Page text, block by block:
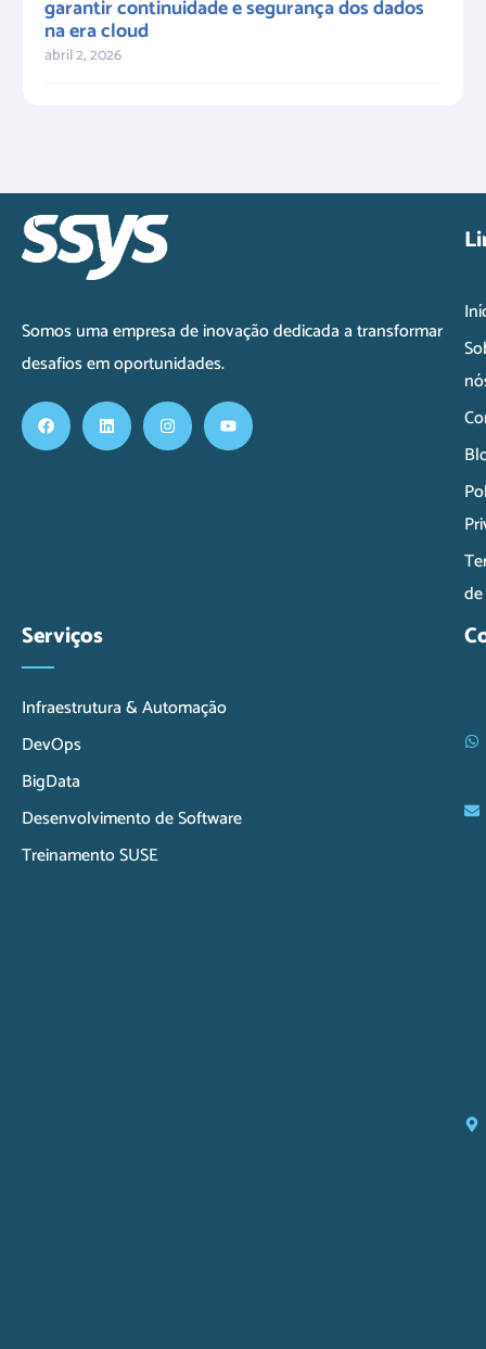
garantir continuidade e segurança dos dados
na era cloud
abril 2, 2026
Somos uma empresa de inovação dedicada a transformar
desafios em oportunidades.
Serviços
Infraestrutura & Automação
DevOps
BigData
Desenvolvimento de Software
Treinamento SUSE